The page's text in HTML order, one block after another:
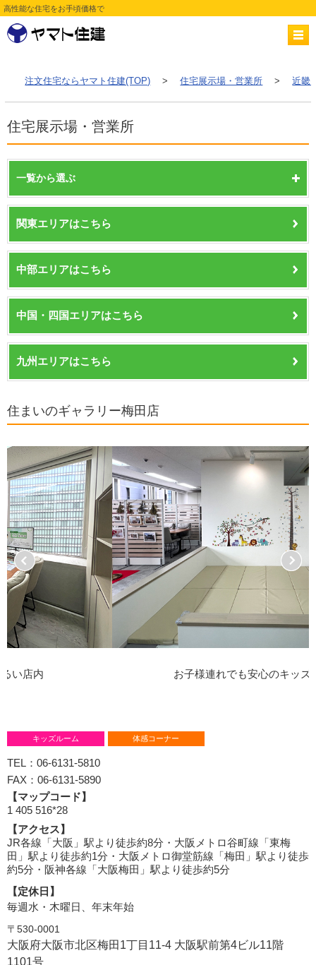
高性能な住宅をお手頃価格で
注文住宅ならヤマト住建(TOP) > 住宅展示場・営業所 > 近畿
住宅展示場・営業所
一覧から選ぶ
関東エリアはこちら
中部エリアはこちら
中国・四国エリアはこちら
九州エリアはこちら
住まいのギャラリー梅田店
お子様連れでも安心のキッズスペース
キッズルーム 体感コーナー
06-6131-5810
06-6131-5890
【マップコード】
1 405 516*28
【アクセス】
JR各線「大阪」駅より徒歩約8分・大阪メトロ谷町線「東梅
田」駅より徒歩約1分・大阪メトロ御堂筋線「梅田」駅より徒歩
約5分・阪神各線「大阪梅田」駅より徒歩約5分
【定休日】
毎週水・木曜日、年末年始
〒530-0001
大阪府大阪市北区梅田1丁目11-4 大阪駅前第4ビル11階
1101号